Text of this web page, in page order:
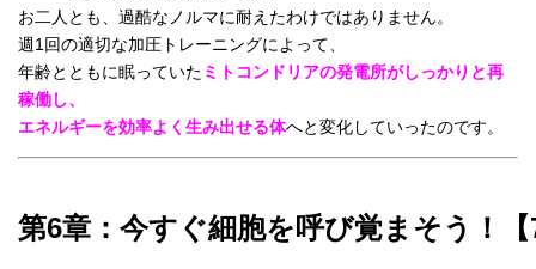
お二人とも、過酷なノルマに耐えたわけではありません。
週1回の適切な加圧トレーニングによって、
年齢とともに眠っていた ミトコンドリアの発電所がしっかりと再
稼働し、
エネルギーを効率よく生み出せる体へと変化していったのです。
第6章：今すぐ細胞を呼び覚まそう！